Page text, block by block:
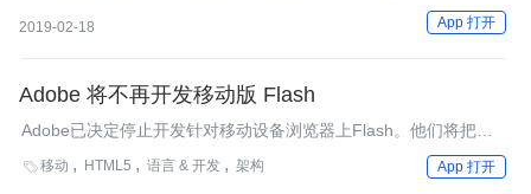
篇文章里，我想聊聊在真正的商业世界中，开源意味着什么。
2019-02-18 App 打开
Adobe 将不再开发移动版 Flash
Adobe已决定停止开发针对移动设备浏览器上Flash。他们将把重
点放在创建本地应用及HTML5应用的工具上来。
移动 HTML5 语言 & 开发 架构 App 打开